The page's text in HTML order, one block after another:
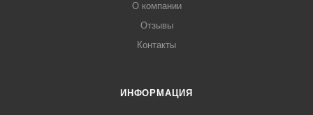
О компании
Отзывы
Контакты
ИНФОРМАЦИЯ